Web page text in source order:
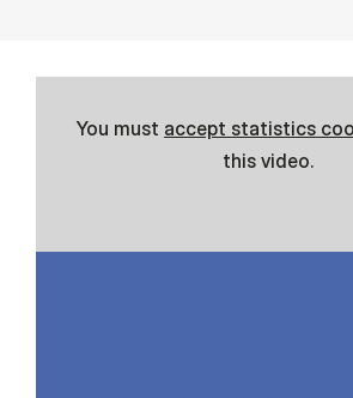
You must accept statistics
this video.